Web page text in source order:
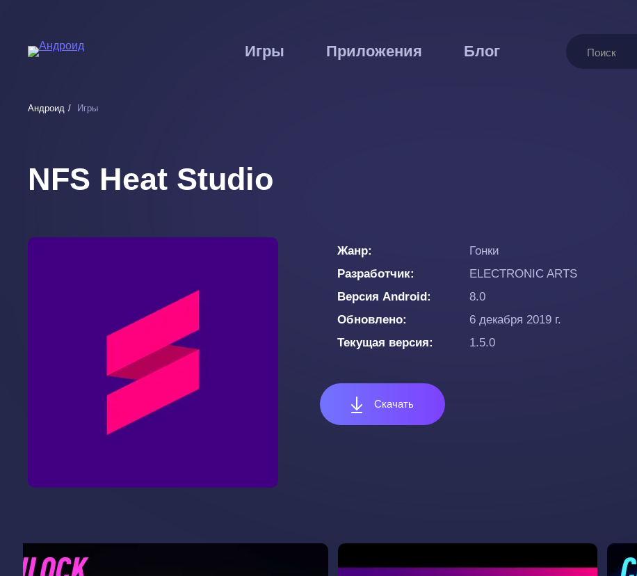
основному
Игры Приложения Блог Поиск
Андроид Игры
NFS Heat Studio
Жанр
Гонки
Разработчик
ELECTRONIC ARTS
Версия Android
8.0
Обновлено
6 декабря 2019 г.
Текущая версия
1.5.0
Скачать